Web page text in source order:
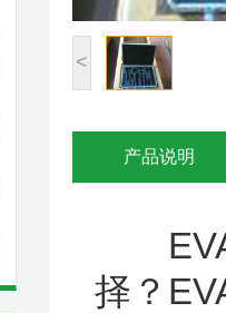
<
产品说明
择？